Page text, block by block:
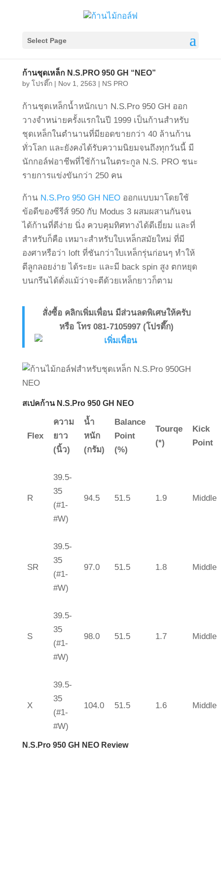
Select Page
ก้านชุดเหล็ก N.S.PRO 950 GH “NEO”
by โปรตึ๊ก| Nov 1, 2563 | NS PRO
ก้านชุดเหล็กน้ำหนักเบา N.S.Pro 950 GH ออก
วางจำหน่ายครั้งแรกในปี 1999 เป็นก้านสำหรับ
ชุดเหล็กในตำนานที่มียอดขายกว่า 40 ล้านก้าน
ทั่วโลก และยังคงได้รับความนิยมจนถึงทุกวันนี้ มี
นักกอล์ฟอาชีพที่ใช้ก้านในตระกูล N.S. PRO ชนะ
รายการแข่งขันกว่า 250 คน
ก้าน N.S.Pro 950 GH NEOออกแบบมาโดยใช้
ข้อดีของซีรีส์ 950 กับ Modus 3 ผสมผสานกันจน
ได้ก้านที่ตีง่าย นิ่ง ควบคุมทิศทางได้ดีเยี่ยม และที่
สำหรับก็คือ เหมาะสำหรับใบเหล็กสมัยใหม่ ที่มี
องศาหรือว่า loft ที่ชันกว่าใบเหล็กรุ่นก่อนๆ ทำให้
ตีลูกลอยง่าย ได้ระยะ และมี back spin สูง ตกหยุด
บนกรีนได้ดั่งแม้ว่าจะตีด้วยเหล็กยาวก็ตาม
สั่งซื้อ คลิกเพิ่มเพื่อน มีส่วนลดพิเศษให้ครับ
หรือ โทร 081-7105997 (โปรตึ๊ก)
สเปคก้าน N.S.Pro 950 GH NEO
Flex
ความ
ยาว
(นิ้ว)
น้ำ
หนัก
(กรัม)
Balance
Point
(%)
Tourqe
(*)
Kick
Point
R
39.5-
35
(#1-
#W)
94.5 51.5 1.9 Middle
SR
39.5-
35
(#1-
#W)
97.0 51.5 1.8 Middle
S
39.5-
35
(#1-
#W)
98.0 51.5 1.7 Middle
X
39.5-
35
(#1-
#W)
104.0 51.5 1.6 Middle
N.S.Pro 950 GH NEO Review